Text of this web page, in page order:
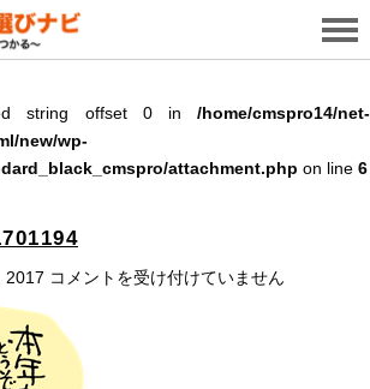
string offset 0 in /home/cmspro14/net-
new/wp-
attachment.php on line 6
2017 キ
プ
コメントを受け付けていません